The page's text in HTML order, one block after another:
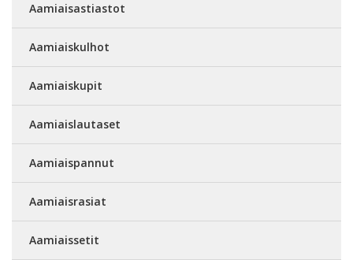
Aamiaisastiastot
Aamiaiskulhot
Aamiaiskupit
Aamiaislautaset
Aamiaispannut
Aamiaisrasiat
Aamiaissetit